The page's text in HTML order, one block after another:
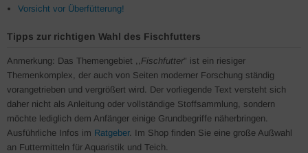
Vorsicht vor Überfütterung!
Tipps zur richtigen Wahl des Fischfutters
Anmerkung: Das Themengebiet ,,Fischfutter" ist ein riesiger
Themenkomplex, der auch von Seiten moderner Forschung ständig
vorangetrieben und vergrößert wird. Der vorliegende Text versteht sich
daher nicht als Anleitung oder vollständige Stoffsammlung, sondern
möchte lediglich dem Anfänger einige Grundbegriffe näherbringen.
Ausführliche Infos im Ratgeber. Im Shop finden Sie eine große Außwahl
an Futtermitteln für Aquaristik und Teich.